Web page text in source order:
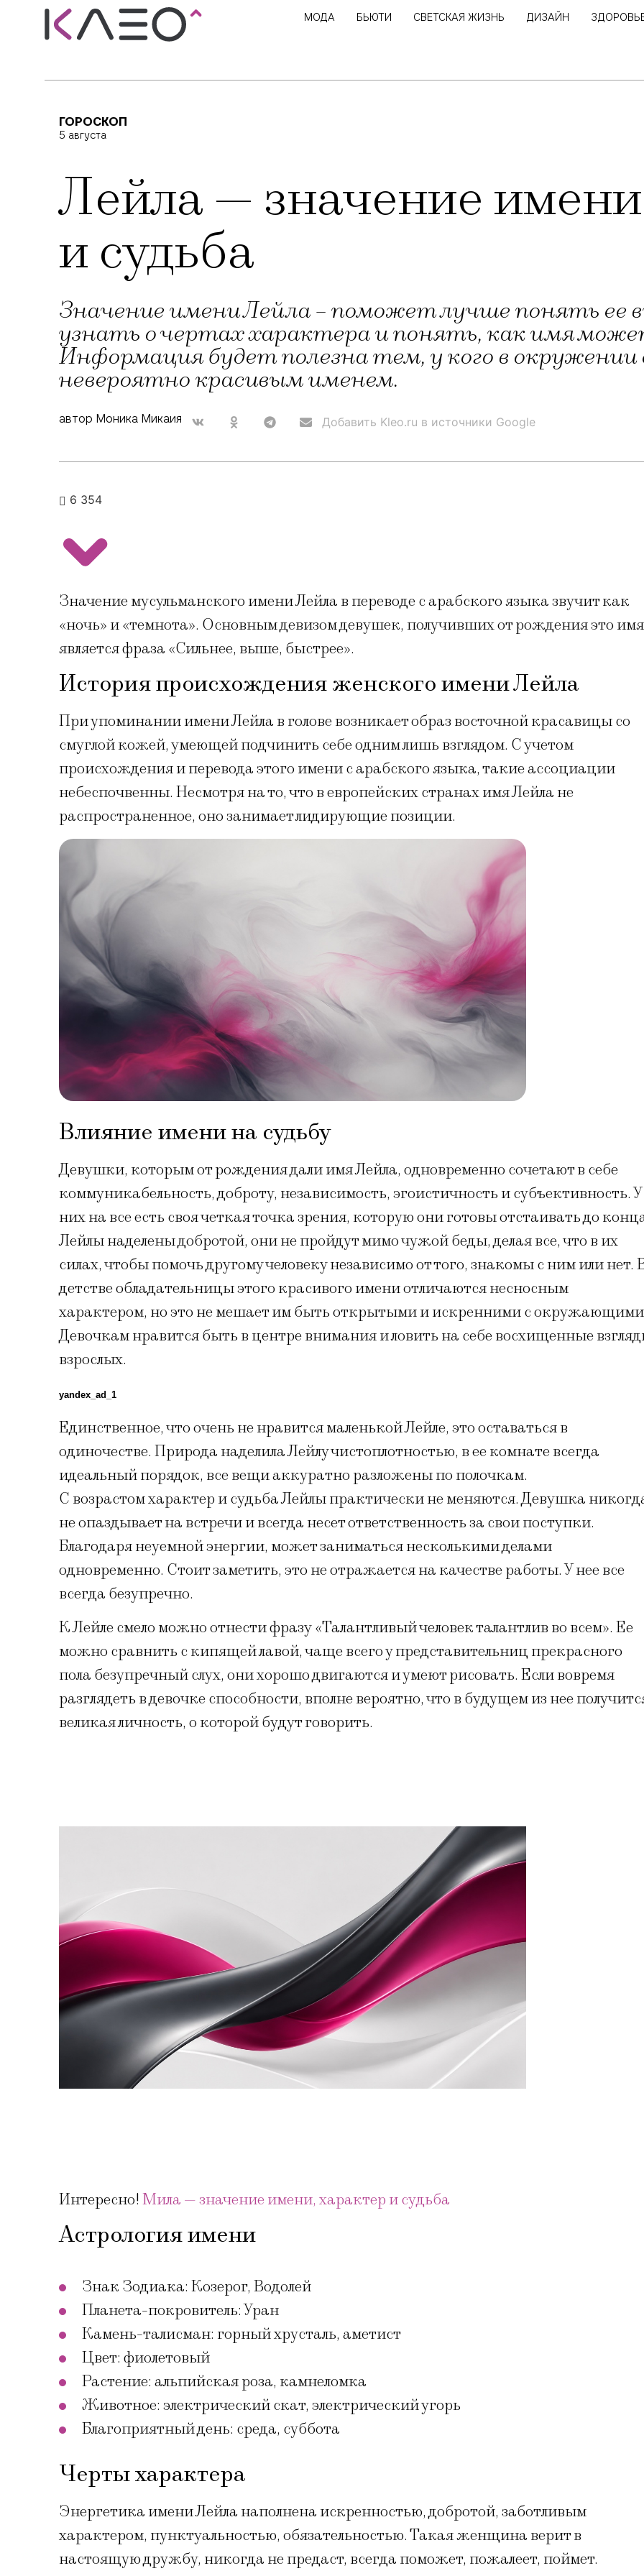
МОДА БЬЮТИ СВЕТСКАЯ ЖИЗНЬ ДИЗАЙН
ГОРОСКОП
5 августа
Лейла — значение
и судьба
Значение имени Лейла – поможет лучше понять ее
узнать о чертах характера и понять, как имя
Информация будет полезна тем, у кого в
невероятно красивым именем.
автор Моника Микаия Добавить Kleo.ru в источники Google
6 354
Значение мусульманского имени Лейла в переводе с арабского языка звучит как
«ночь» и «темнота». Основным девизом девушек, получивших от рождения это
является фраза «Сильнее, выше, быстрее».
История происхождения женского имени Лейла
При упоминании имени Лейла в голове возникает образ восточной красавицы со
смуглой кожей, умеющей подчинить себе одним лишь взглядом. С учетом
происхождения и перевода этого имени с арабского языка, такие ассоциации
небеспочвенны. Несмотря на то, что в европейских странах имя Лейла не
распространенное, оно занимает лидирующие позиции.
Влияние имени на судьбу
Девушки, которым от рождения дали имя Лейла, одновременно сочетают в себе
коммуникабельность, доброту, независимость, эгоистичность и субъективность. У
них на все есть своя четкая точка зрения, которую они готовы отстаивать до
Лейлы наделены добротой, они не пройдут мимо чужой беды, делая все, что в их
силах, чтобы помочь другому человеку независимо от того, знакомы с ним или нет.
детстве обладательницы этого красивого имени отличаются несносным
характером, но это не мешает им быть открытыми и искренними с
Девочкам нравится быть в центре внимания и ловить на себе восхищенные
взрослых.
yandex_ad_1
Единственное, что очень не нравится маленькой Лейле, это оставаться в
одиночестве. Природа наделила Лейлу чистоплотностью, в ее комнате всегда
идеальный порядок, все вещи аккуратно разложены по полочкам.
С возрастом характер и судьба Лейлы практически не меняются. Девушка
не опаздывает на встречи и всегда несет ответственность за свои поступки.
Благодаря неуемной энергии, может заниматься несколькими делами
одновременно. Стоит заметить, это не отражается на качестве работы. У нее все
всегда безупречно.
К Лейле смело можно отнести фразу «Талантливый человек талантлив во всем». Ее
можно сравнить с кипящей лавой, чаще всего у представительниц прекрасного
пола безупречный слух, они хорошо двигаются и умеют рисовать. Если вовремя
разглядеть в девочке способности, вполне вероятно, что в будущем из нее
великая личность, о которой будут говорить.
Интересно!Мила — значение имени, характер и судьба
Астрология имени
Знак Зодиака: Козерог, Водолей
Планета-покровитель: Уран
Камень-талисман: горный хрусталь, аметист
Цвет: фиолетовый
Растение: альпийская роза, камнеломка
Животное: электрический скат, электрический угорь
Благоприятный день: среда, суббота
Черты характера
Энергетика имени Лейла наполнена искренностью, добротой, заботливым
характером, пунктуальностью, обязательностью. Такая женщина верит в
настоящую дружбу, никогда не предаст, всегда поможет, пожалеет, поймет.